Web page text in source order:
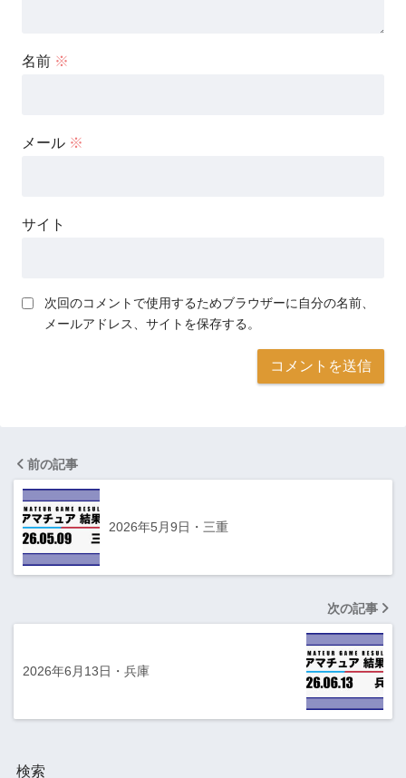
名前 ※
メール ※
サイト
次回のコメントで使用するためブラウザーに自分の名前、
メールアドレス、サイトを保存する。
前の記事
2026年5月9日・三重
次の記事
2026年6月13日・兵庫
検索